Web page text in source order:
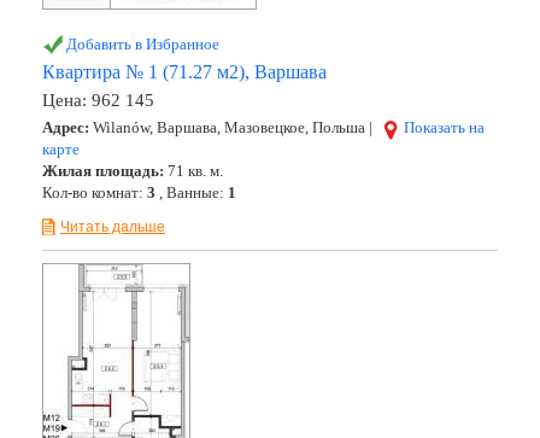
Добавить в Избранное
Квартира № 1 (71.27 м2), Варшава
Цена: 962 145
Адрес: Wilanów, Варшава, Мазовецкое, Польша |
Показать на
карте
Жилая площадь: 71 кв. м.
Кол-во комнат: 3 , Ванные: 1
Читать дальше